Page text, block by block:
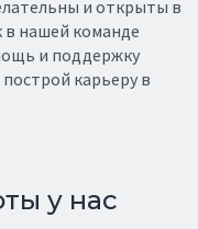
и открыты в
в нашей команде
и поддержку
карьеру в
у нас